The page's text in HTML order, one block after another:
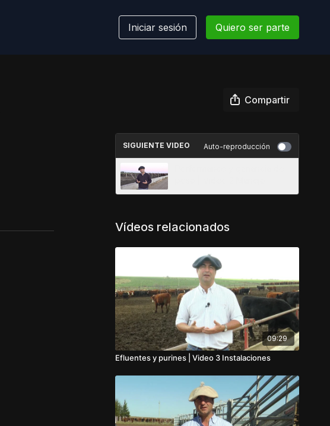
Iniciar sesión Quiero ser parte
Compartir
SIGUIENTE VIDEO Auto-reproducción
Vídeos relacionados
09:29
Efluentes y purines | Video 3 Instalaciones